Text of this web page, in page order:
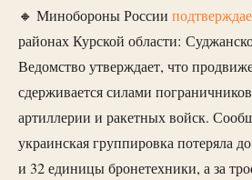
🔸 Минобороны России
районах Курской области:
Ведомство утверждает, что
сдерживается силами
артиллерии и ракетных войск.
украинская группировка потеряла
и 32 единицы бронетехники, а за